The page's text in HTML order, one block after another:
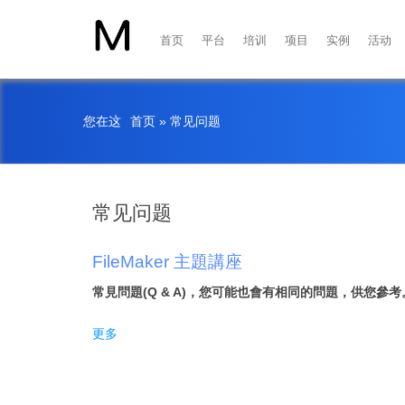
首页 平台 培训 项目 实例 活动
您在这 首页 » 常见问题
常见问题
FileMaker 主題講座
常見問題(Q & A)，您可能也會有相同的問題，供您參考
更多